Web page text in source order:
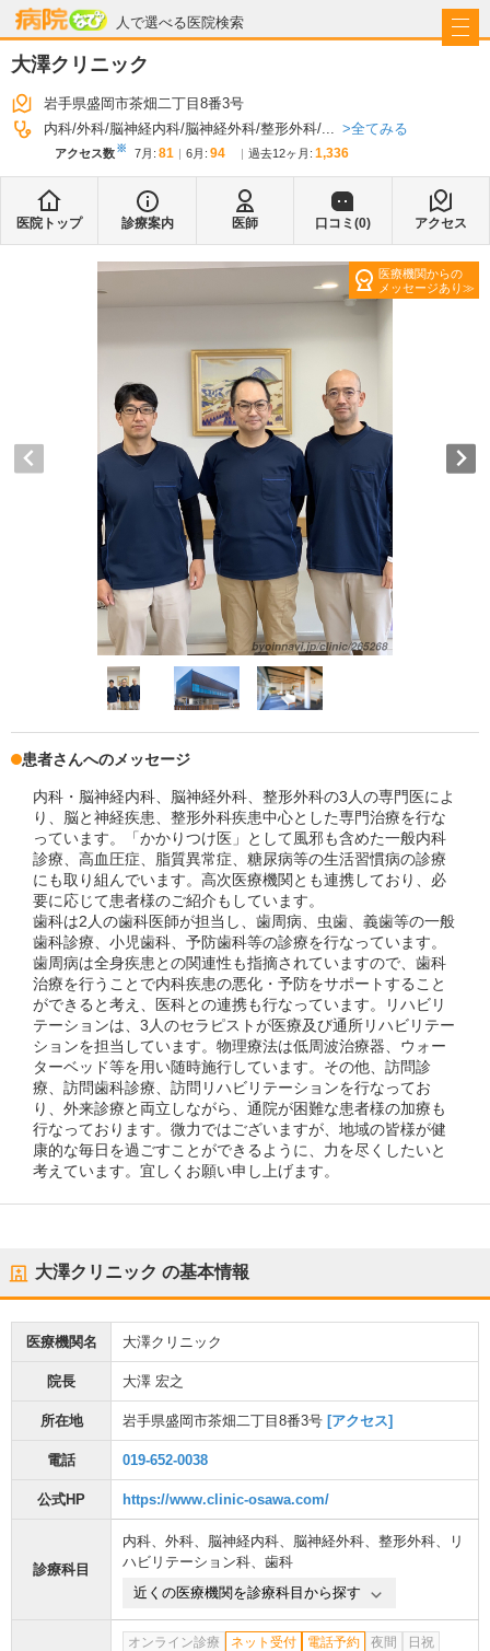
人で選べる医院検索
病院なび
大澤クリニック
岩手県盛岡市茶畑二丁目8番3号
内科 外科 脳神経内科 脳神経外科 整形外科 ... 全てみる
アクセス数※ 7月 : 81 6月 : 94 過去12ヶ月: 1,336
医院トップ 診療案内 医師 口コミ(0) アクセス
医療機関からの
メッセージあり
患者さんへのメッセージ
内科・脳神経内科、脳神経外科、整形外科の3人の専門医によ
り、脳と神経疾患、整形外科疾患中心とした専門治療を行な
っています。「かかりつけ医」として風邪も含めた一般内科
診療、高血圧症、脂質異常症、糖尿病等の生活習慣病の診療
にも取り組んでいます。高次医療機関とも連携しており、必
要に応じて患者様のご紹介もしています。
歯科は2人の歯科医師が担当し、歯周病、虫歯、義歯等の一般
歯科診療、小児歯科、予防歯科等の診療を行なっています。
歯周病は全身疾患との関連性も指摘されていますので、歯科
治療を行うことで内科疾患の悪化・予防をサポートすること
ができると考え、医科との連携も行なっています。リハビリ
テーションは、3人のセラピストが医療及び通所リハビリテー
ションを担当しています。物理療法は低周波治療器、ウォー
ターベッド等を用い随時施行しています。その他、訪問診
療、訪問歯科診療、訪問リハビリテーションを行なってお
り、外来診療と両立しながら、通院が困難な患者様の加療も
行なっております。微力ではございますが、地域の皆様が健
康的な毎日を過ごすことができるように、力を尽くしたいと
考えています。宜しくお願い申し上げます。
大澤クリニック の基本情報
医療機関名 大澤クリニック
院長 大澤 宏之
所在地 岩手県盛岡市茶畑二丁目8番3号 [アクセス]
電話 019-652-0038
公式HP https://www.clinic-osawa.com/
診療科目
内科、 外科、 脳神経内科、 脳神経外科、 整形外科、
リ
ハビリテーション科、 歯科
近くの医療機関を診療科目から探す
オンライン診療 ネット受付 電話予約 夜間
日祝